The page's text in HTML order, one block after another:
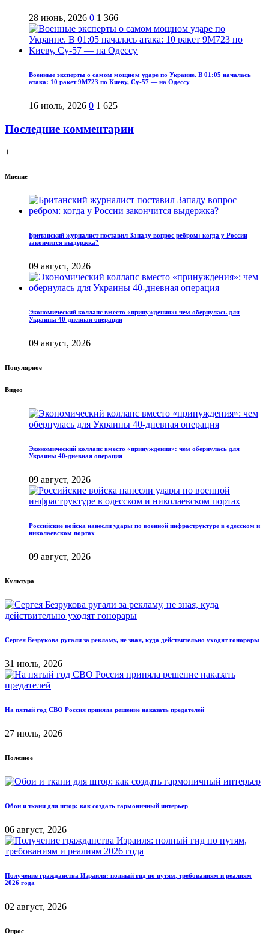
28 июнь, 2026 0 1 366
Военные эксперты о самом мощном ударе по Украине. В 01:05 началась
атака: 10 ракет 9М723 по Киеву, Су-57 — на Одессу
16 июль, 2026 0 1 625
Последние комментарии
+
Мнение
Британский журналист поставил Западу вопрос ребром: когда у России
закончится выдержка?
09 август, 2026
Экономический коллапс вместо «принуждения»: чем обернулась для
Украины 40-дневная операция
09 август, 2026
Популярное
Видео
Экономический коллапс вместо «принуждения»: чем обернулась для
Украины 40-дневная операция
09 август, 2026
Российские войска нанесли удары по военной инфраструктуре в одесском и
николаевском портах
09 август, 2026
Культура
Сергея Безрукова ругали за рекламу, не зная, куда действительно уходят гонорары
31 июль, 2026
На пятый год СВО Россия приняла решение наказать предателей
27 июль, 2026
Полезное
Обои и ткани для штор: как создать гармоничный интерьер
06 август, 2026
Получение гражданства Израиля: полный гид по путям, требованиям и реалиям
2026 года
02 август, 2026
Опрос